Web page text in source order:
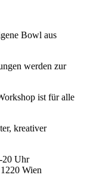
Bowl aus
werden zur
ist für alle
kreativer
20 Uhr
Wien